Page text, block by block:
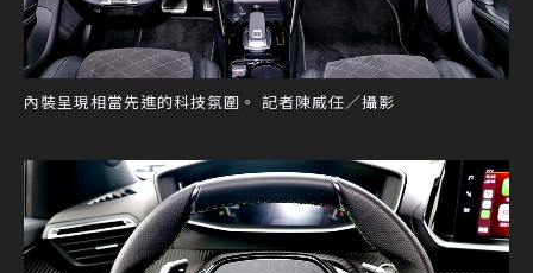
內裝呈現相當先進的科技氛圍。 記者陳威任／攝影